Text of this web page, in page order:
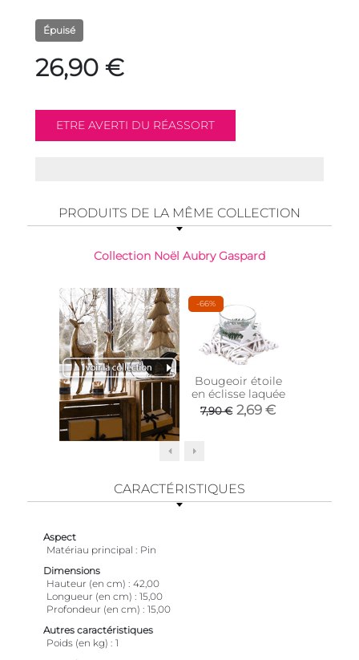
Épuisé
26,90 €
PRODUITS DE LA MÊME COLLECTION
Collection Noël Aubry Gaspard
-66%
Bougeoir étoile
en éclisse laquée
7,90 € 2,69 €
CARACTÉRISTIQUES
Aspect
Matériau principal
Pin
Dimensions
Hauteur (en cm)
42,00
Longueur (en cm)
15,00
Profondeur (en cm)
15,00
Autres caractéristiques
Poids (en kg)
1